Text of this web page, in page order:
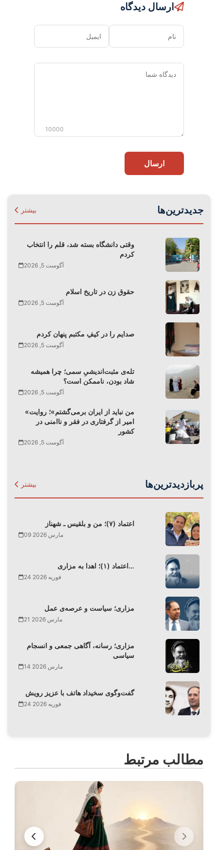
ارسال دیدگاه
نام ایمیل
دیدگاه
10000
ارسال
جدیدترین‌ها بیشتر
وقتی دانشگاه بسته شد، قلم را انتخاب
کردم
آگوست 5, 2026
حقوق زن در تاریخ اسلام
آگوست 5, 2026
صدایم را در کیفِ مکتبم پنهان کردم
آگوست 5, 2026
تله‌‌ی مثبت‌اندیشیِ سمی؛ چرا همیشه
شاد بودن، ناممکن است؟
آگوست 5, 2026
«من نباید از ایران برمی‌گشتم»؛ روایت
امیر از گرفتاری در فقر و ناامنی در
کشور
آگوست 5, 2026
پربازدیدترین‌ها بیشتر
اعتماد (۷)؛ من و بلقیس ـ شهناز
09 مارس 2026
اعتماد (۱)؛ اهدا به مزاری…
24 فوریه 2026
مزاری؛ سیاست و عرصه‌ی عمل
21 مارس 2026
مزاری؛ رسانه، آگاهی جمعی و انسجام
سیاسی
14 مارس 2026
گفت‌وگوی سخیداد هاتف با عزیز رویش
24 فوریه 2026
مطالب مرتبط